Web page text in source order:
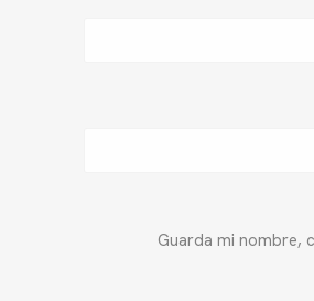
Guarda mi nombre,